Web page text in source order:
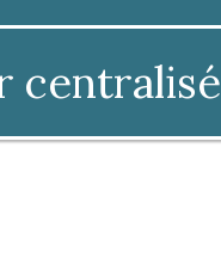
centralisé